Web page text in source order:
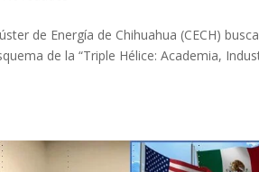
de Energía de Chihuahua (CECH)
de la “Triple Hélice: Academia,